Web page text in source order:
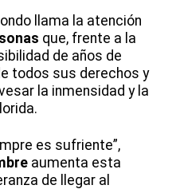
llama la atención
que, frente a la
de años de
todos sus derechos y
la inmensidad y la
es sufriente”,
aumenta esta
de llegar al